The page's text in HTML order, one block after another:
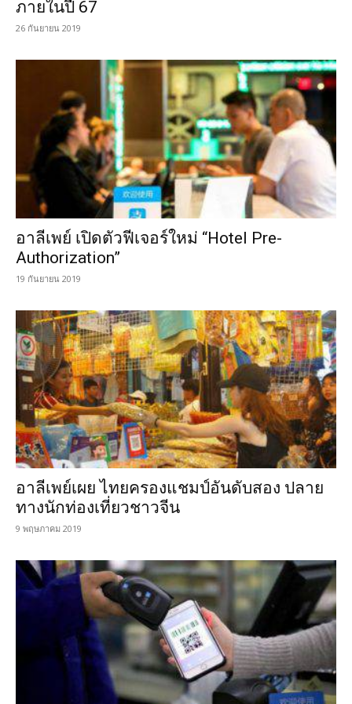
ภายในปี 67
26 กันยายน 2019
อาลีเพย์ เปิดตัวฟีเจอร์ใหม่ “Hotel Pre-
Authorization”
19 กันยายน 2019
อาลีเพย์เผย ไทยครองแชมป์อันดับสอง ปลาย
ทางนักท่องเที่ยวชาวจีน
9 พฤษภาคม 2019